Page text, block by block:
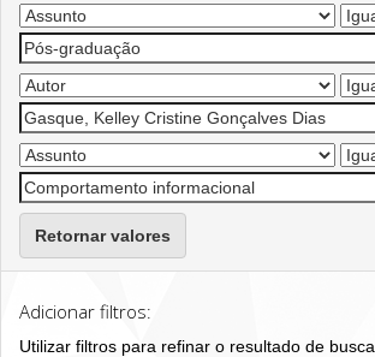
Retornar valores
Adicionar filtros:
Utilizar filtros para refinar o resultado de busca.